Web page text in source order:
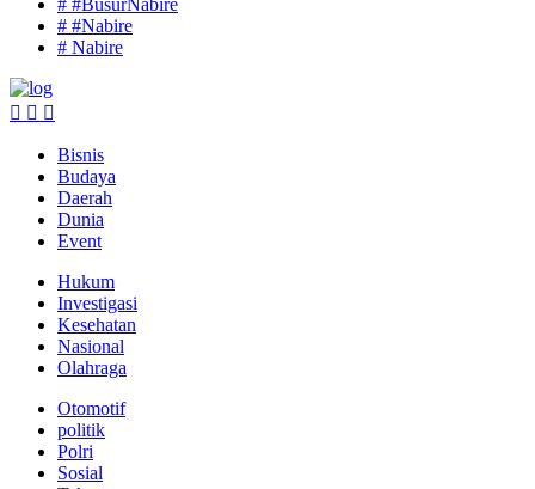
# #BusurNabire
# #Nabire
# Nabire
Bisnis
Budaya
Daerah
Dunia
Event
Hukum
Investigasi
Kesehatan
Nasional
Olahraga
Otomotif
politik
Polri
Sosial